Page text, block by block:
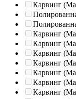
Карвинг
Карвинг
Карвинг
Карвинг
Карвинг
Карвинг
Карвинг
Карвинг